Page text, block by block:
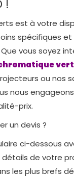
!
est à votre
spécifiques et
vous soyez
ou nos
nous
prix.
un devis ?
ci-dessous
de votre
les plus brefs